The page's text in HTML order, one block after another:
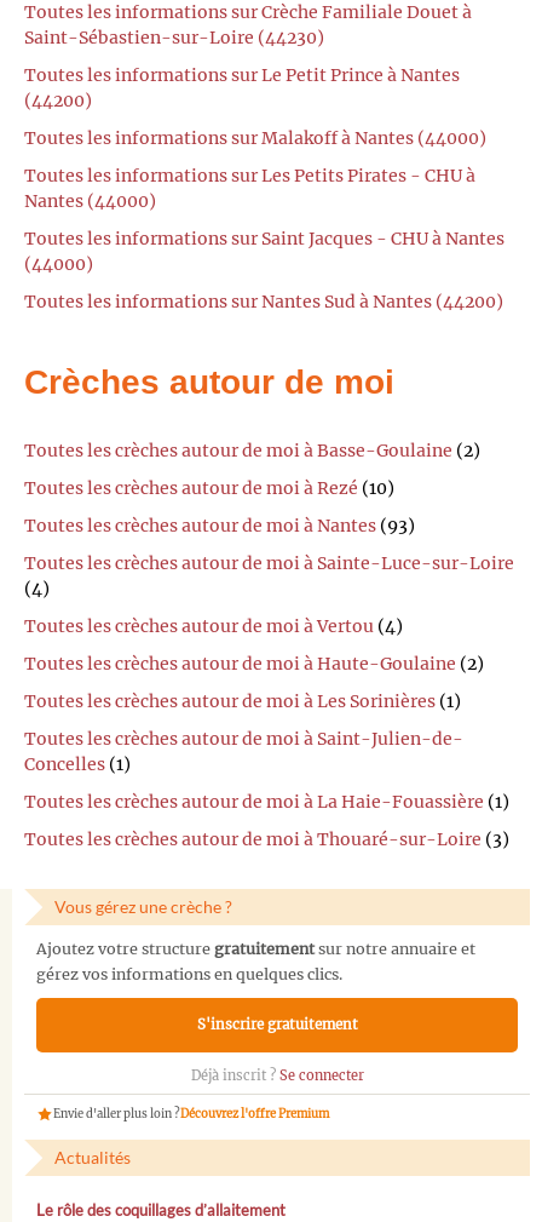
Toutes les informations sur Crèche Familiale Douet à
Saint-Sébastien-sur-Loire (44230)
Toutes les informations sur Le Petit Prince à Nantes
(44200)
Toutes les informations sur Malakoff à Nantes (44000)
Toutes les informations sur Les Petits Pirates - CHU à
Nantes (44000)
Toutes les informations sur Saint Jacques - CHU à Nantes
(44000)
Toutes les informations sur Nantes Sud à Nantes (44200)
Crèches autour de moi
Toutes les crèches autour de moi à Basse-Goulaine (2)
Toutes les crèches autour de moi à Rezé (10)
Toutes les crèches autour de moi à Nantes (93)
Toutes les crèches autour de moi à Sainte-Luce-sur-Loire
(4)
Toutes les crèches autour de moi à Vertou (4)
Toutes les crèches autour de moi à Haute-Goulaine (2)
Toutes les crèches autour de moi à Les Sorinières (1)
Toutes les crèches autour de moi à Saint-Julien-de-
Concelles (1)
Toutes les crèches autour de moi à La Haie-Fouassière (1)
Toutes les crèches autour de moi à Thouaré-sur-Loire (3)
Vous gérez une crèche ?
Ajoutez votre structure gratuitementsur notre annuaire et
gérez vos informations en quelques clics.
S'inscrire gratuitement
Déjà inscrit ? Se connecter
Envie d'aller plus loin ?Découvrez l'offre Premium
Actualités
Le rôle des coquillages d’allaitement